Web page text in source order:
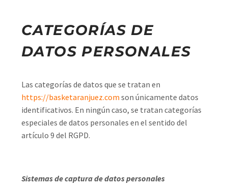
CATEGORÍAS DE
DATOS PERSONALES
Las categorías de datos que se tratan en
https://basketaranjuez.com son únicamente datos
identificativos. En ningún caso, se tratan categorías
especiales de datos personales en el sentido del
artículo 9 del RGPD.
Sistemas de captura de datos personales